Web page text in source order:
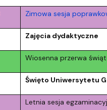
Zimowa sesja
Zajęcia dydaktyczne
Wiosenna przerwa
Święto Uniwersytetu
Letnia sesja